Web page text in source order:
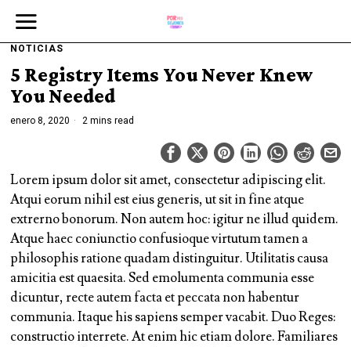
NOTICIAS
5 Registry Items You Never Knew
You Needed
enero 8, 2020 2 mins read
Lorem ipsum dolor sit amet, consectetur adipiscing elit.
Atqui eorum nihil est eius generis, ut sit in fine atque
extrerno bonorum. Non autem hoc: igitur ne illud quidem.
Atque haec coniunctio confusioque virtutum tamen a
philosophis ratione quadam distinguitur. Utilitatis causa
amicitia est quaesita. Sed emolumenta communia esse
dicuntur, recte autem facta et peccata non habentur
communia. Itaque his sapiens semper vacabit. Duo Reges:
constructio interrete. At enim hic etiam dolore. Familiares